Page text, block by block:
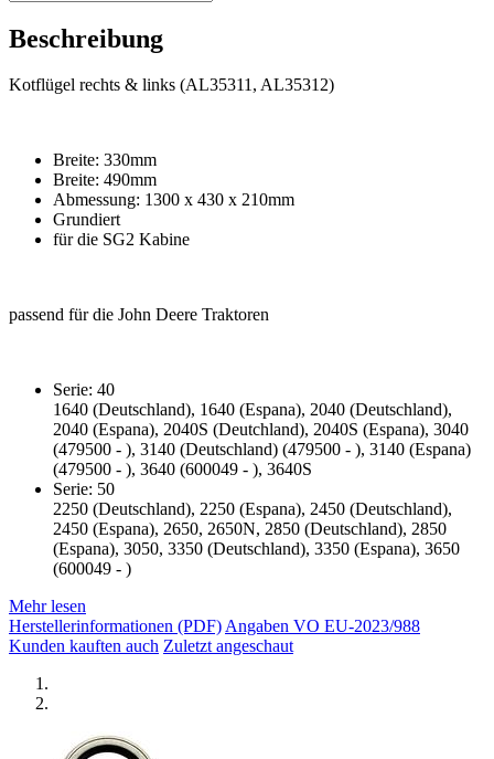
Beschreibung
Kotflügel rechts & links (AL35311, AL35312)
Breite: 330mm
Breite: 490mm
Abmessung: 1300 x 430 x 210mm
Grundiert
für die SG2 Kabine
passend für die John Deere Traktoren
Serie: 40
1640 (Deutschland), 1640 (Espana), 2040 (Deutschland),
2040 (Espana), 2040S (Deutchland), 2040S (Espana), 3040
(479500 - ), 3140 (Deutschland) (479500 - ), 3140 (Espana)
(479500 - ), 3640 (600049 - ), 3640S
Serie: 50
2250 (Deutschland), 2250 (Espana), 2450 (Deutschland),
2450 (Espana), 2650, 2650N, 2850 (Deutschland), 2850
(Espana), 3050, 3350 (Deutschland), 3350 (Espana), 3650
(600049 - )
Mehr lesen
Herstellerinformationen (PDF)Angaben VO EU-2023/988
Kunden kauften auch Zuletzt angeschaut